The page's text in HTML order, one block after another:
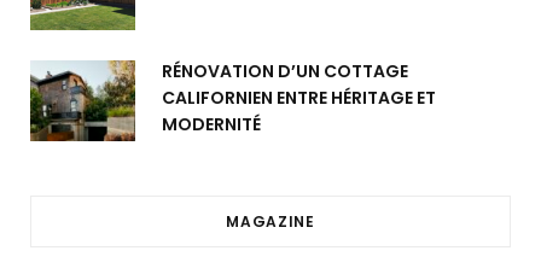
RÉNOVATION D’UN COTTAGE
CALIFORNIEN ENTRE HÉRITAGE ET
MODERNITÉ
MAGAZINE